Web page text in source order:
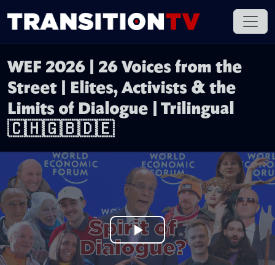
WEF 2026 | 26 Voices from the
Street | Elites, Activists & the
Limits of Dialogue | Trilingual
🇨🇭🇬🇧🇩🇪